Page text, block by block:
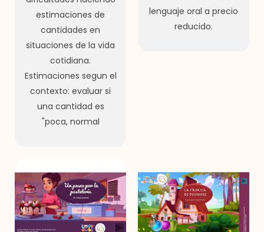
estimaciones de
cantidades en
situaciones de la vida
cotidiana.
Estimaciones segun el
contexto: evaluar si
una cantidad es
"poca, normal
lenguaje oral a precio
reducido.